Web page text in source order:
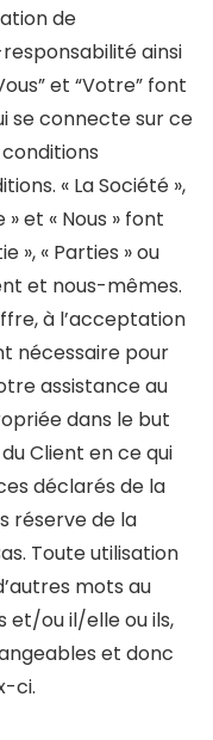
de
ainsi
et “Votre” font
se connecte sur ce
« La Société »,
» et « Nous » font
», « Parties » ou
et nous-mêmes.
à l’acceptation
nécessaire pour
assistance au
dans le but
Client en ce qui
déclarés de la
réserve de la
Toute utilisation
mots au
et/ou il/elle ou ils,
et donc
ci.